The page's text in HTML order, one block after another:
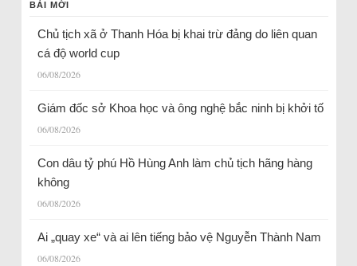
BÀI MỚI
Chủ tịch xã ở Thanh Hóa bị khai trừ đảng do liên quan
cá độ world cup
06/08/2026
Giám đốc sở Khoa học và ông nghệ bắc ninh bị khởi tố
06/08/2026
Con dâu tỷ phú Hồ Hùng Anh làm chủ tịch hãng hàng
không
06/08/2026
Ai „quay xe“ và ai lên tiếng bảo vệ Nguyễn Thành Nam
06/08/2026